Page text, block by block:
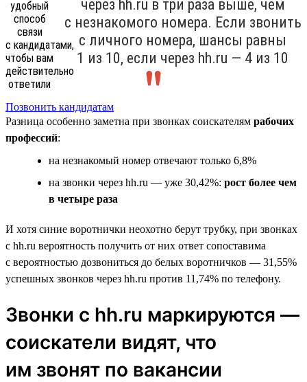
через hh.ru в три раза выше, чем
с незнакомого номера. Если звонить
с личного номера, шансы равны
1 из 10, если через hh.ru — 4 из 10
Позвонить кандидатам
Разница особенно заметна при звонках соискателям рабочих
профессий:
на незнакомый номер отвечают только 6,8%
на звонки через hh.ru — уже 30,42%: рост более чем
в четыре раза
И хотя синие воротнички неохотно берут трубку, при звонках
с hh.ru вероятность получить от них ответ сопоставима
с вероятностью дозвониться до белых воротничков — 31,55%
успешных звонков через hh.ru против 11,74% по телефону.
Звонки с hh.ru маркируются —
соискатели видят, что
им звонят по вакансии